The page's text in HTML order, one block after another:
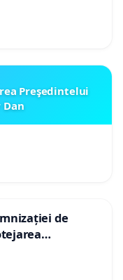
Preşedintelui
Dan
de